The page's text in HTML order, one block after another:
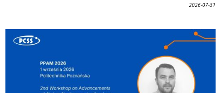
2026-07-31